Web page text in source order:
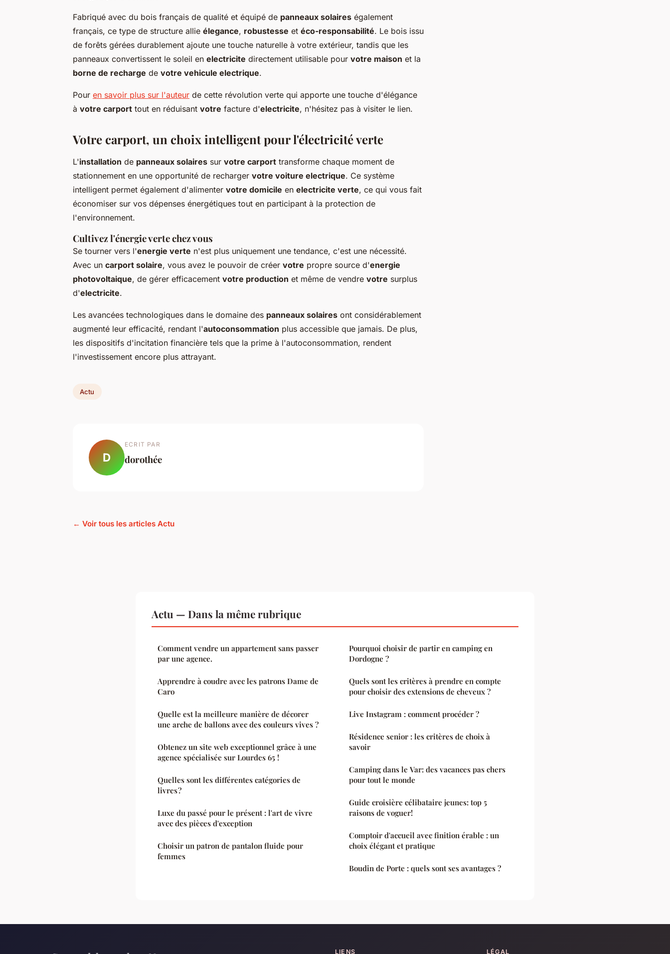
Fabriqué avec du bois français de qualité et équipé de panneaux solaires également
français, ce type de structure allie élegance, robustesse et éco-responsabilité. Le bois issu
de forêts gérées durablement ajoute une touche naturelle à votre extérieur, tandis que les
panneaux convertissent le soleil en electricite directement utilisable pour votre maison et la
borne de recharge de votre vehicule electrique.
Pour en savoir plus sur l'auteur de cette révolution verte qui apporte une touche d'élégance
à votre carport tout en réduisant votre facture d'electricite, n'hésitez pas à visiter le lien.
Votre carport, un choix intelligent pour l'électricité verte
L'installation de panneaux solaires sur votre carport transforme chaque moment de
stationnement en une opportunité de recharger votre voiture electrique. Ce système
intelligent permet également d'alimenter votre domicile en electricite verte, ce qui vous fait
économiser sur vos dépenses énergétiques tout en participant à la protection de
l'environnement.
Cultivez l'énergie verte chez vous
Se tourner vers l'energie verte n'est plus uniquement une tendance, c'est une nécessité.
Avec un carport solaire, vous avez le pouvoir de créer votre propre source d'energie
photovoltaique, de gérer efficacement votre production et même de vendre votre surplus
d'electricite.
Les avancées technologiques dans le domaine des panneaux solaires ont considérablement
augmenté leur efficacité, rendant l'autoconsommation plus accessible que jamais. De plus,
les dispositifs d'incitation financière tels que la prime à l'autoconsommation, rendent
l'investissement encore plus attrayant.
Actu
D
ECRIT PAR
dorothée
← Voir tous les articles Actu
Actu — Dans la même rubrique
Comment vendre un appartement sans passer
par une agence.
Apprendre à coudre avec les patrons Dame de
Caro
Quelle est la meilleure manière de décorer
une arche de ballons avec des couleurs vives ?
Obtenez un site web exceptionnel grâce à une
agence spécialisée sur Lourdes 65 !
Quelles sont les différentes catégories de
livres ?
Luxe du passé pour le présent : l'art de vivre
avec des pièces d'exception
Choisir un patron de pantalon fluide pour
femmes
Pourquoi choisir de partir en camping en
Dordogne ?
Quels sont les critères à prendre en compte
pour choisir des extensions de cheveux ?
Live Instagram : comment procéder ?
Résidence senior : les critères de choix à
savoir
Camping dans le Var: des vacances pas chers
pour tout le monde
Guide croisière célibataire jeunes: top 5
raisons de voguer!
Comptoir d'accueil avec finition érable : un
choix élégant et pratique
Boudin de Porte : quels sont ses avantages ?
LIENS LÉGAL